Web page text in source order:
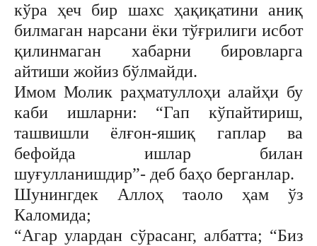
кўра ҳеч бир шахс ҳақиқатини аниқ
билмаган нарсани ёки тўғрилиги исбот
қилинмаган хабарни бировларга
айтиши жойиз бўлмайди.
Имом Молик раҳматуллоҳи алайҳи бу
каби ишларни: “Гап кўпайтириш,
ташвишли ёлғон-яшиқ гаплар ва
бефойда ишлар билан
шуғулланишдир”- деб баҳо берганлар.
Шунингдек Аллоҳ таоло ҳам ўз
Каломида;
“Агар улардан сўрасанг, албатта; “Биз